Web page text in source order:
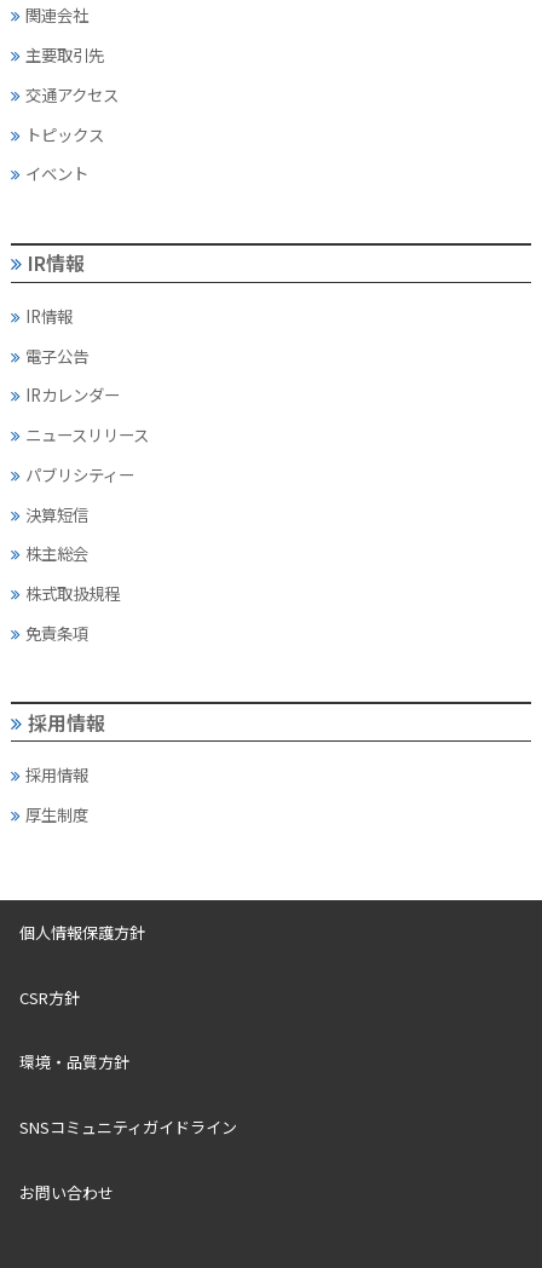
関連会社
主要取引先
交通アクセス
トピックス
イベント
IR情報
IR情報
電子公告
IRカレンダー
ニュースリリース
パブリシティー
決算短信
株主総会
株式取扱規程
免責条項
採用情報
採用情報
厚生制度
個人情報保護方針
CSR方針
環境・品質方針
SNSコミュニティガイドライン
お問い合わせ